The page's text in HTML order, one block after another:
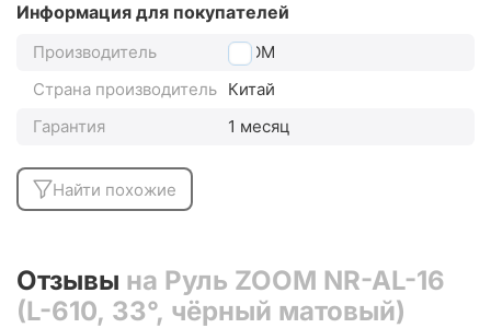
Информация для покупателей
Производитель
ZOOM
Страна производитель Китай
Гарантия
1 месяц
Найти похожие
Отзывы на Руль ZOOM NR-AL-16
(L-610, 33°, чёрный матовый)